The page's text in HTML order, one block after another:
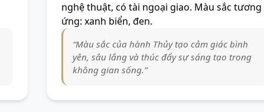
nghệ thuật, có tài ngoại giao. Màu sắc tương
ứng: xanh biển, đen.
“Màu sắc của hành Thủy tạo cảm giác bình
yên, sâu lắng và thúc đẩy sự sáng tạo trong
không gian sống.”